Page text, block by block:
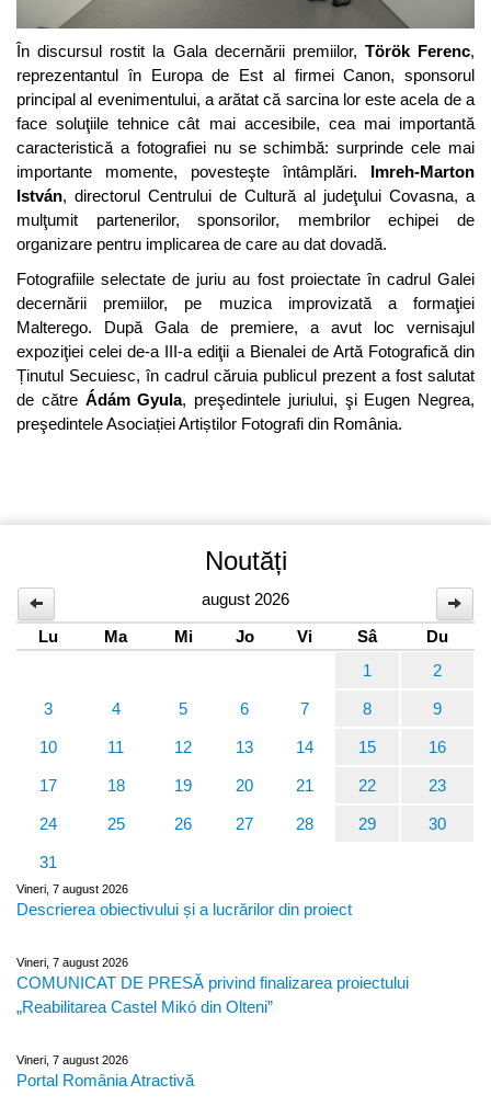
În discursul rostit la Gala decernării premiilor, Török Ferenc,
reprezentantul în Europa de Est al firmei Canon, sponsorul
principal al evenimentului, a arătat că sarcina lor este acela de a
face soluţiile tehnice cât mai accesibile, cea mai importantă
caracteristică a fotografiei nu se schimbă: surprinde cele mai
importante momente, povesteşte întâmplări. Imreh-Marton
István, directorul Centrului de Cultură al judeţului Covasna, a
mulţumit partenerilor, sponsorilor, membrilor echipei de
organizare pentru implicarea de care au dat dovadă.
Fotografiile selectate de juriu au fost proiectate în cadrul Galei
decernării premiilor, pe muzica improvizată a formaţiei
Malterego. După Gala de premiere, a avut loc vernisajul
expoziţiei celei de-a III-a ediţii a Bienalei de Artă Fotografică din
Ținutul Secuiesc, în cadrul căruia publicul prezent a fost salutat
de către Ádám Gyula, preşedintele juriului, şi Eugen Negrea,
preşedintele Asociației Artiștilor Fotografi din România.
Noutăți
august 2026
Lu
Ma Mi Jo Vi Sâ
Du
1
2
3 4 5 6 7 8 9
10 11 12 13 14 15 16
17 18 19 20 21 22 23
24 25 26 27 28 29 30
31
Vineri, 7 august 2026
Descrierea obiectivului și a lucrărilor din proiect
Vineri, 7 august 2026
COMUNICAT DE PRESĂ privind finalizarea proiectului
„Reabilitarea Castel Mikó din Olteni”
Vineri, 7 august 2026
Portal România Atractivă